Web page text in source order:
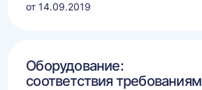
от 14.09.2019
Оборудование:
соответствия требованиям